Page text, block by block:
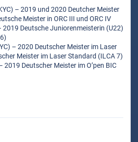
– 2019 und 2020 Deutcher Meister
Meister in ORC III und ORC IV
2019 Deutsche Juniorenmeisterin (U22)
– 2020 Deutscher Meister im Laser
Meister im Laser Standard (ILCA 7)
2019 Deutscher Meister im O’pen BIC